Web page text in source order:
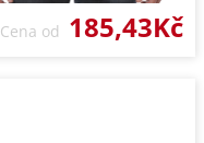
Cena od 185,43Kč